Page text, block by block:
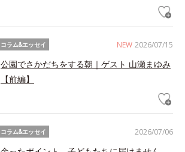
NEW 2026/07/15
コラム&エッセイ
公園でさかだちをする朝｜ゲスト 山瀬まゆみ
【前編】
2026/07/06
コラム&エッセイ